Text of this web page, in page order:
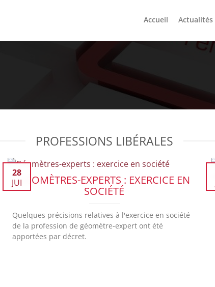
Accueil Actualités
PROFESSIONS LIBÉRALES
GÉOMÈTRES-EXPERTS : EXERCICE EN
SOCIÉTÉ
28
JUI
Quelques précisions relatives à l'exercice en société
de la profession de géomètre-expert ont été
apportées par décret.